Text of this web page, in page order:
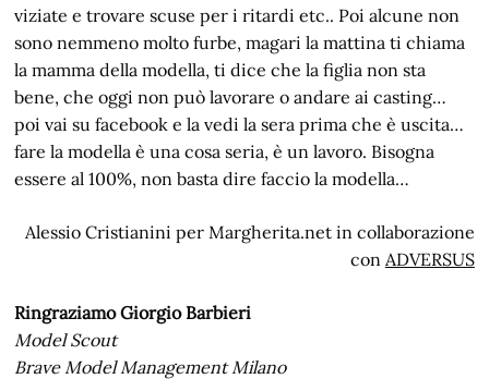
viziate e trovare scuse per i ritardi etc.. Poi alcune non
sono nemmeno molto furbe, magari la mattina ti chiama
la mamma della modella, ti dice che la figlia non sta
bene, che oggi non può lavorare o andare ai casting…
poi vai su facebook e la vedi la sera prima che è uscita…
fare la modella è una cosa seria, è un lavoro. Bisogna
essere al 100%, non basta dire faccio la modella…
Alessio Cristianini per Margherita.net in collaborazione
con ADVERSUS
Ringraziamo Giorgio Barbieri
Model Scout
Brave Model Management Milano